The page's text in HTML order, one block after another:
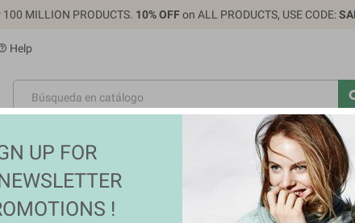
MILLION PRODUCTS. 10% OFFon ALL PRODUCTS, USE CODE:
Help
FASHION SALES BRANDS
UP FOR
!